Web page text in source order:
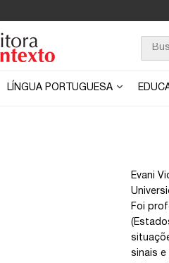
LÍNGUA PORTUGUESA
Evani
Foi
sinais e